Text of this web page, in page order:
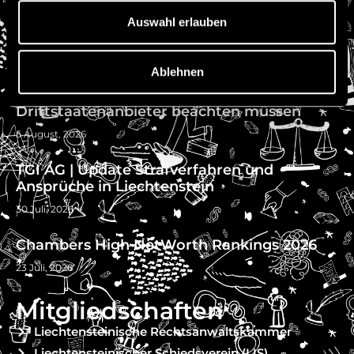
Auswahl erlauben
Ablehnen
Referenzen
Reverse Solicitation unter MiCAR – Was
Drittstaatenanbieter beachten müssen
5 August, 2026
TGI AG | Update Strafverfahren und
Ansprüche in Liechtenstein
30 Juli, 2026
Chambers High NetWorth Rankings 2026
23 Juli, 2026
Mitgliedschaften
Liechtensteinische Rechtsanwaltskammer